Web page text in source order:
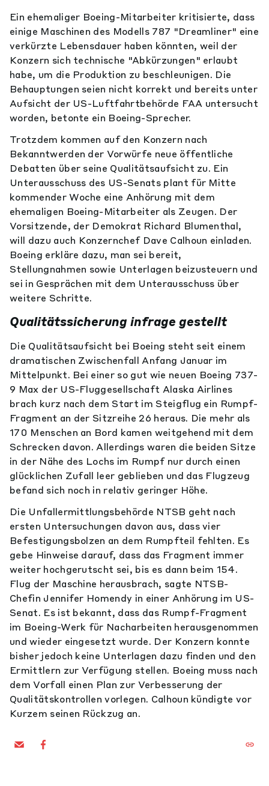
Ein ehemaliger Boeing-Mitarbeiter kritisierte, dass
einige Maschinen des Modells 787 "Dreamliner" eine
verkürzte Lebensdauer haben könnten, weil der
Konzern sich technische "Abkürzungen" erlaubt
habe, um die Produktion zu beschleunigen. Die
Behauptungen seien nicht korrekt und bereits unter
Aufsicht der US-Luftfahrtbehörde FAA untersucht
worden, betonte ein Boeing-Sprecher.
Trotzdem kommen auf den Konzern nach
Bekanntwerden der Vorwürfe neue öffentliche
Debatten über seine Qualitätsaufsicht zu. Ein
Unterausschuss des US-Senats plant für Mitte
kommender Woche eine Anhörung mit dem
ehemaligen Boeing-Mitarbeiter als Zeugen. Der
Vorsitzende, der Demokrat Richard Blumenthal,
will dazu auch Konzernchef Dave Calhoun einladen.
Boeing erkläre dazu, man sei bereit,
Stellungnahmen sowie Unterlagen beizusteuern und
sei in Gesprächen mit dem Unterausschuss über
weitere Schritte.
Qualitätssicherung infrage gestellt
Die Qualitätsaufsicht bei Boeing steht seit einem
dramatischen Zwischenfall Anfang Januar im
Mittelpunkt. Bei einer so gut wie neuen Boeing 737-
9 Max der US-Fluggesellschaft Alaska Airlines
brach kurz nach dem Start im Steigflug ein Rumpf-
Fragment an der Sitzreihe 26 heraus. Die mehr als
170 Menschen an Bord kamen weitgehend mit dem
Schrecken davon. Allerdings waren die beiden Sitze
in der Nähe des Lochs im Rumpf nur durch einen
glücklichen Zufall leer geblieben und das Flugzeug
befand sich noch in relativ geringer Höhe.
Die Unfallermittlungsbehörde NTSB geht nach
ersten Untersuchungen davon aus, dass vier
Befestigungsbolzen an dem Rumpfteil fehlten. Es
gebe Hinweise darauf, dass das Fragment immer
weiter hochgerutscht sei, bis es dann beim 154.
Flug der Maschine herausbrach, sagte NTSB-
Chefin Jennifer Homendy in einer Anhörung im US-
Senat. Es ist bekannt, dass das Rumpf-Fragment
im Boeing-Werk für Nacharbeiten herausgenommen
und wieder eingesetzt wurde. Der Konzern konnte
bisher jedoch keine Unterlagen dazu finden und den
Ermittlern zur Verfügung stellen. Boeing muss nach
dem Vorfall einen Plan zur Verbesserung der
Qualitätskontrollen vorlegen. Calhoun kündigte vor
Kurzem seinen Rückzug an.